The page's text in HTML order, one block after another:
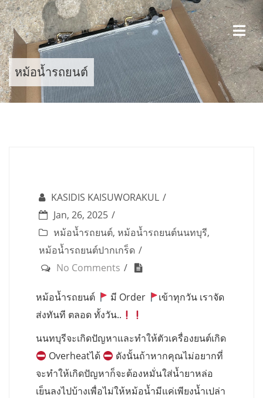
Skip
to
content
หม้อน้ำรถยนต์
KASIDIS KAISUWORAKUL
Jan, 26, 2025
หม้อน้ำรถยนต์, หม้อน้ำรถยนต์นนทบุรี,
หม้อน้ำรถยนต์ปากเกร็ด
No Comments
หม้อน้ำรถยนต์ มี Order
เข้าทุกวัน เราจัด
ส่งทันที ตลอด ทั้งวัน..
นนทบุรีจะเกิดปัญหาและทำให้ตัวเครื่องยนต์เกิด
Overheatได้
ดังนั้นถ้าหากคุณไม่อยากที่
จะทำให้เกิดปัญหาก็จะต้องหมั่นใส่น้ำยาหล่อ
เย็นลงไปบ้างเพื่อไม่ให้หม้อน้ำมีแค่เพียงน้ำเปล่า